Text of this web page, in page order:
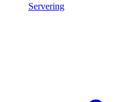
Servering